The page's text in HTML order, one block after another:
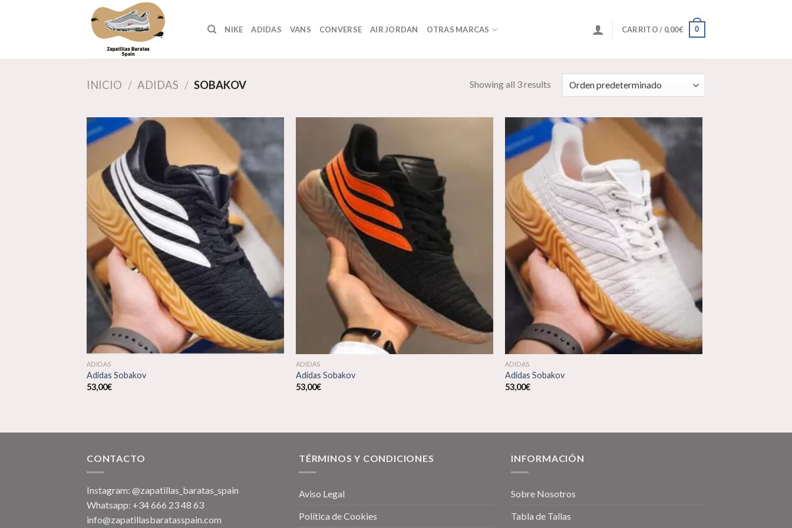
NIKE ADIDAS VANS CONVERSE AIR JORDAN OTRAS MARCAS CARRITO / 0,00€ 0
INICIO / ADIDAS / SOBAKOV Showing all 3 results
Añadir
lista de
deseos
ADIDAS
Adidas Sobakov
53,00€
ADIDAS
Adidas Sobakov
53,00€
lista de
deseos
ADIDAS
Adidas Sobakov
53,00€
CONTACTO
Instagram: @zapatillas_baratas_spain
Whatsapp: +34 666 23 48 63
info@zapatillasbaratasspain.com
TÉRMINOS Y CONDICIONES
Aviso Legal
Política de Cookies
INFORMACIÓN
Sobre Nosotros
Tabla de Tallas